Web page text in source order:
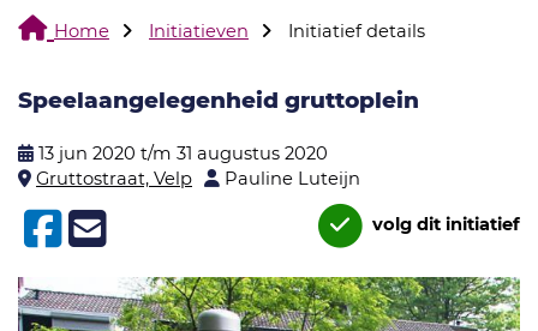
Home Initiatieven Initiatief details
Speelaangelegenheid gruttoplein
13 jun 2020 t/m 31 augustus 2020
Gruttostraat, Velp
Pauline Luteijn
volg dit initiatief